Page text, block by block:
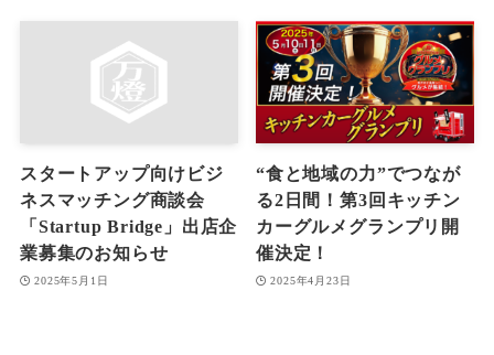
スタートアップ向けビジ
ネスマッチング商談会
「Startup Bridge」出店企
業募集のお知らせ
2025年5月1日
“食と地域の力”でつなが
る2日間！第3回キッチン
カーグルメグランプリ開
催決定！
2025年4月23日